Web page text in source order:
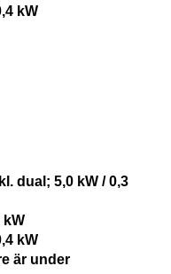
kW
dual; 5,0 kW / 0,3
kW
kW
är under